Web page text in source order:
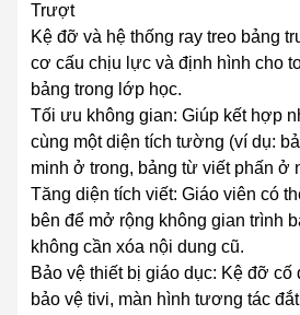
Trượt
Kệ đỡ và hệ thống ray treo bảng
cơ cấu chịu lực và định hình cho
bảng trong lớp học.
Tối ưu không gian: Giúp kết hợp
cùng một diện tích tường (ví dụ:
minh ở trong, bảng từ viết phấn ở
Tăng diện tích viết: Giáo viên có
bên để mở rộng không gian trình
không cần xóa nội dung cũ.
Bảo vệ thiết bị giáo dục: Kệ đỡ cố
bảo vệ tivi, màn hình tương tác